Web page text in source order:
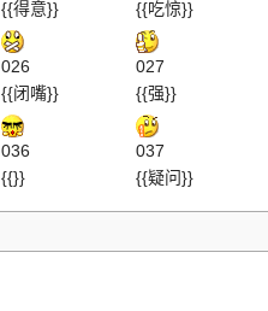
{{得意}}
{{吃惊}}
026
{{闭嘴}}
027
{{强}}
036
{{}}
037
{{疑问}}